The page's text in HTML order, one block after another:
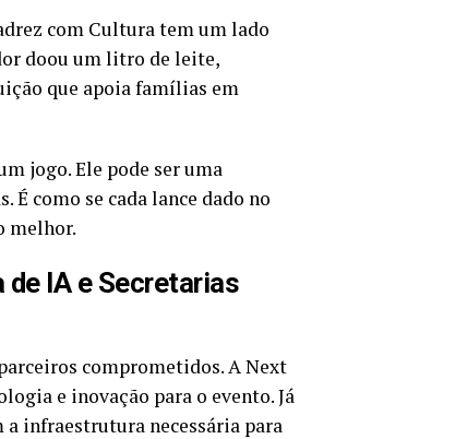
com Cultura tem um lado
doou um litro de leite,
que apoia famílias em
jogo. Ele pode ser uma
É como se cada lance dado no
melhor.
IA e Secretarias
comprometidos. A Next
e inovação para o evento. Já
a infraestrutura necessária para